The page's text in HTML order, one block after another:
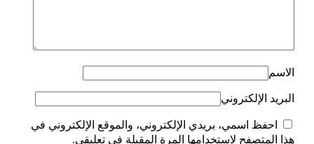
الاسم
البريد الإلكتروني
احفظ اسمي، بريدي الإلكتروني، والموقع الإلكتروني في
هذا المتصفح لاستخدامها المرة المقبلة في تعليقي.